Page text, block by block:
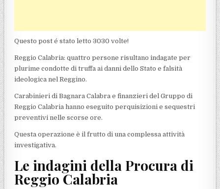
Questo post é stato letto 3030 volte!
Reggio Calabria: quattro persone risultano indagate per
plurime condotte di truffa ai danni dello Stato e falsità
ideologica nel Reggino.
Carabinieri di Bagnara Calabra e finanzieri del Gruppo di
Reggio Calabria hanno eseguito perquisizioni e sequestri
preventivi nelle scorse ore.
Questa operazione è il frutto di una complessa attività
investigativa.
Le indagini della Procura di
Reggio Calabria